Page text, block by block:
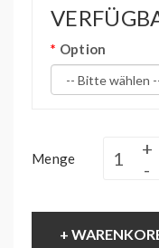
Option
Menge
+